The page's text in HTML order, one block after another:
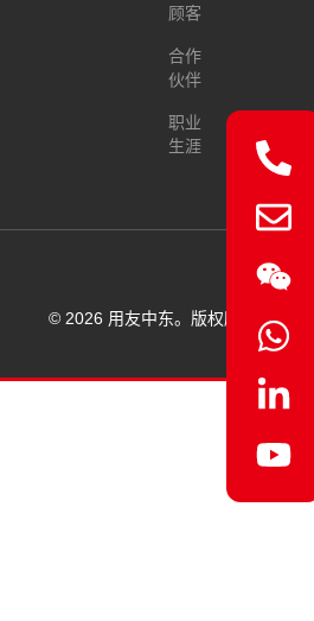
顾客
合作
伙伴
职业
生涯
© 2026 用友中东。版权所有。.